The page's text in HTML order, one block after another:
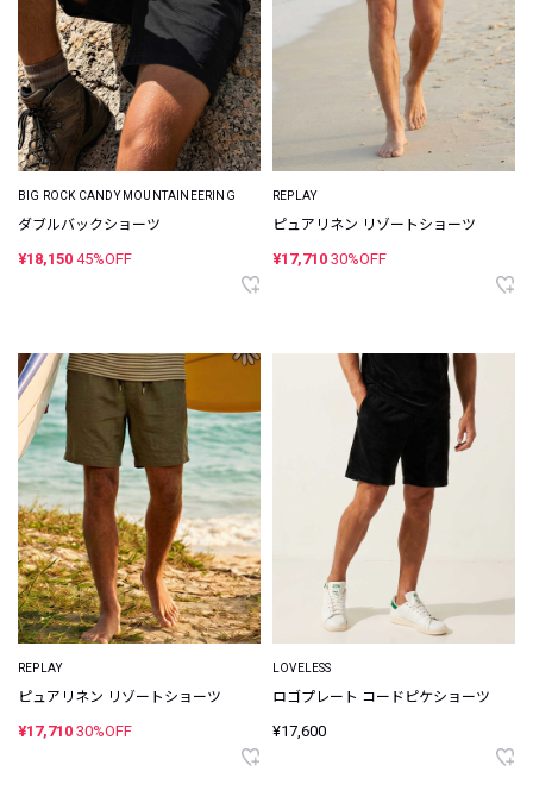
BIG ROCK CANDY MOUNTAINEERING
ダブルバックショーツ
¥18,150 45%OFF
REPLAY
ピュアリネン リゾートショーツ
¥17,710 30%OFF
REPLAY
ピュアリネン リゾートショーツ
¥17,710 30%OFF
LOVELESS
ロゴプレート コードピケショーツ
¥17,600